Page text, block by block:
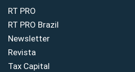
RT PRO
RT PRO Brazil
Newsletter
Revista
Tax Capital